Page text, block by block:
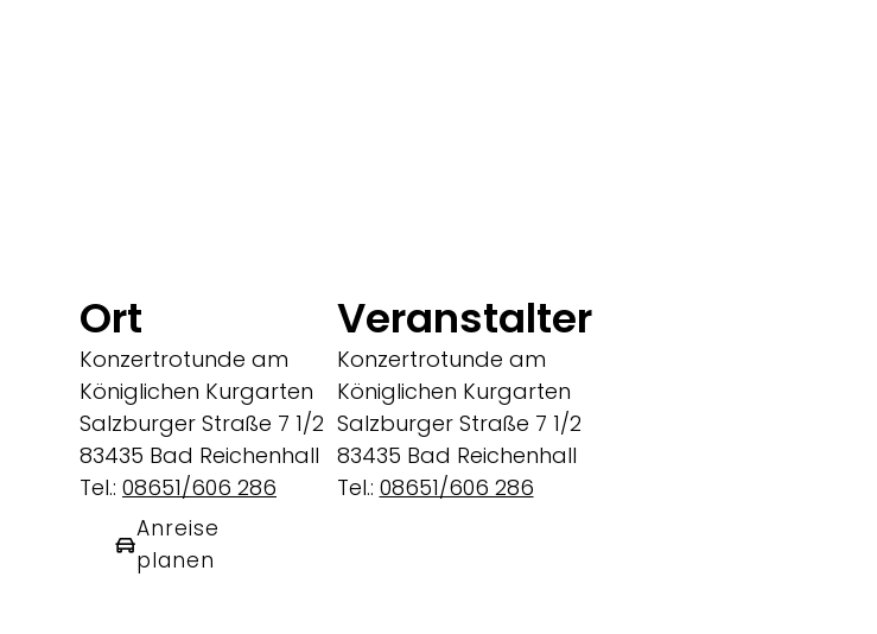
Ort
Konzertrotunde am
Königlichen Kurgarten
Salzburger Straße 7 1/2
83435 Bad Reichenhall
Tel.: 08651/606 286
Anreise
planen
Veranstalter
Konzertrotunde am
Königlichen Kurgarten
Salzburger Straße 7 1/2
83435 Bad Reichenhall
Tel.: 08651/606 286